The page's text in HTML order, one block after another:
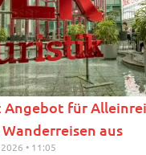
für
aus
11:05